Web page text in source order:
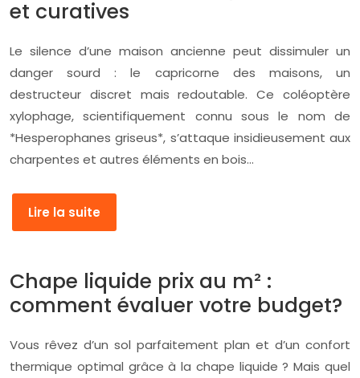
et curatives
Le silence d’une maison ancienne peut dissimuler un
danger sourd : le capricorne des maisons, un
destructeur discret mais redoutable. Ce coléoptère
xylophage, scientifiquement connu sous le nom de
*Hesperophanes griseus*, s’attaque insidieusement aux
charpentes et autres éléments en bois…
Lire la suite
Chape liquide prix au m² :
comment évaluer votre budget?
Vous rêvez d’un sol parfaitement plan et d’un confort
thermique optimal grâce à la chape liquide ? Mais quel